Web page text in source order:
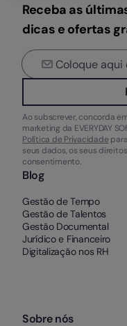
Receba as
dicas e ofertas
Ao subscrever, concorda
marketing da EVERYDAY
Política de Privacidade
seus dados, os seus
consentimento.
Blog
Gestão de Tempo
Gestão de Talentos
Gestão Documental
Jurídico e Financeiro
Digitalização nos RH
Sobre nós